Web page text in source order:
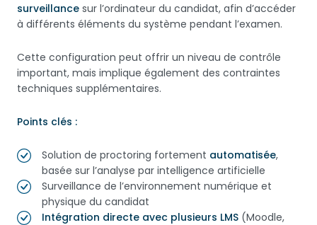
surveillance sur l’ordinateur du candidat, afin d’accéder
à différents éléments du système pendant l’examen.
Cette configuration peut offrir un niveau de contrôle
important, mais implique également des contraintes
techniques supplémentaires.
Points clés :
Solution de proctoring fortement automatisée,
basée sur l’analyse par intelligence artificielle
Surveillance de l’environnement numérique et
physique du candidat
Intégration directe avec plusieurs LMS (Moodle,